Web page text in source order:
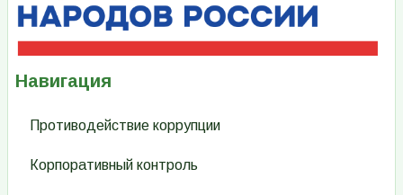
Навигация
Противодействие коррупции
Корпоративный контроль